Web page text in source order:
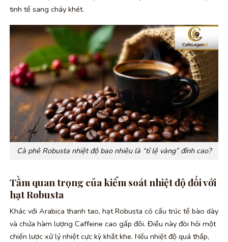
tinh tế sang cháy khét.
Cà phê Robusta nhiệt độ bao nhiêu là “tỉ lệ vàng” đỉnh cao?
Tầm quan trọng của kiểm soát nhiệt độ đối với
hạt Robusta
Khác với Arabica thanh tao, hạt Robusta có cấu trúc tế bào dày
và chứa hàm lượng Caffeine cao gấp đôi. Điều này đòi hỏi một
chiến lược xử lý nhiệt cực kỳ khắt khe. Nếu nhiệt độ quá thấp,